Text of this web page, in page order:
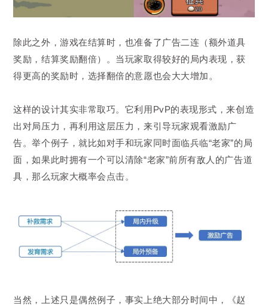
除此之外，游戏在结算时，也准备了广告二连（额外道具
奖励，结算奖励翻倍）。当玩家取得较好的局内表现，获
得更高的奖励时，选择翻倍的意愿也会大大增加。
这样的设计其实非常取巧。它利用PvP的表现形式，来创造
出对局压力，再利用这层压力，来引导玩家观看激励广
告。举个例子，就比如对手和玩家同时面临兵临“老家”的局
面，如果此时拥有一个可以清除“老家”前所有敌人的广告道
具，那么玩家大概率会点击。
当然，上述只是偶然例子，事实上绝大部分时间中，《赵